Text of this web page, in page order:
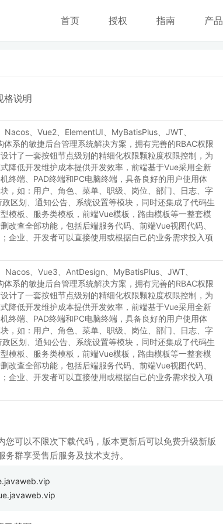
首页 授权 指南 产品
格说明
、Vue2、ElementUI、MyBatisPlus、JWT、
系的敏捷后台管理系统解决方案，拥有完善的RBAC权限
计了一套按钮节点级别的精细化权限颗粒度权限控制，为
降低开发维护成本提供开发效率，前端基于Vue采用全新
终端、PAD终端和PC电脑终端，具备良好的用户使用体
，如：用户、角色、菜单、职级、岗位、部门、日志、字
区划、通知公告、系统设置等模块，同时还集成了代码生
模板、服务类模板，前端Vue模板，路由模板等一整套模
改查全部功能，包括后端服务代码、前端Vue视图代码、
企业、开发者可以直接使用或根据自己的业务需求投入项
、Vue3、AntDesign、MyBatisPlus、JWT、
系的敏捷后台管理系统解决方案，拥有完善的RBAC权限
计了一套按钮节点级别的精细化权限颗粒度权限控制，为
降低开发维护成本提供开发效率，前端基于Vue采用全新
终端、PAD终端和PC电脑终端，具备良好的用户使用体
，如：用户、角色、菜单、职级、岗位、部门、日志、字
区划、通知公告、系统设置等模块，同时还集成了代码生
模板、服务类模板，前端Vue模板，路由模板等一整套模
改查全部功能，包括后端服务代码、前端Vue视图代码、
企业、开发者可以直接使用或根据自己的业务需求投入项
可以不限次下载代码，版本更新后可以免费升级新版
群享受售后服务及技术支持。